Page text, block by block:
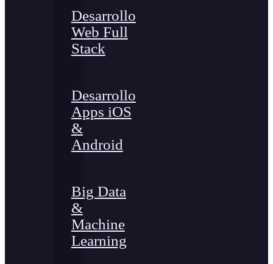
Desarrollo
Web Full
Stack
Desarrollo
Apps iOS
&
Android
Big Data
&
Machine
Learning